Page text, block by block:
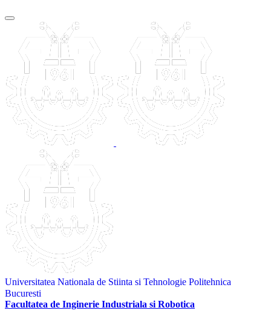
Universitatea Nationala de Stiinta si Tehnologie Politehnica
Bucuresti
Facultatea de Inginerie Industriala si Robotica